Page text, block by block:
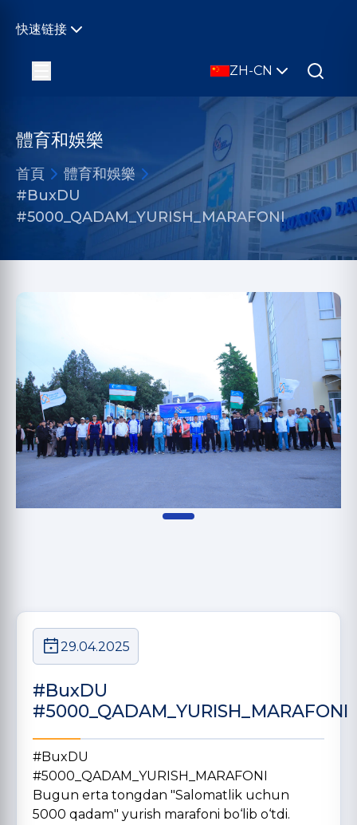
快速链接
ZH-CN
體育和娛樂
首頁
體育和娛樂
#BuxDU
#5000_QADAM_YURISH_MARAFONI
29.04.2025
#BuxDU
#5000_QADAM_YURISH_MARAFONI
#BuxDU
#5000_QADAM_YURISH_MARAFONI
Bugun erta tongdan "Salomatlik uchun
5000 qadam" yurish marafoni bo‘lib o‘tdi.